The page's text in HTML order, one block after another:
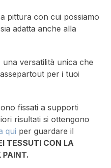
pittura con cui possiamo
adatta anche alla
una versatilità unica che
per i tuoi
fissati a supporti
risultati si ottengono
qui per guardare il
TESSUTI CON LA
PAINT.